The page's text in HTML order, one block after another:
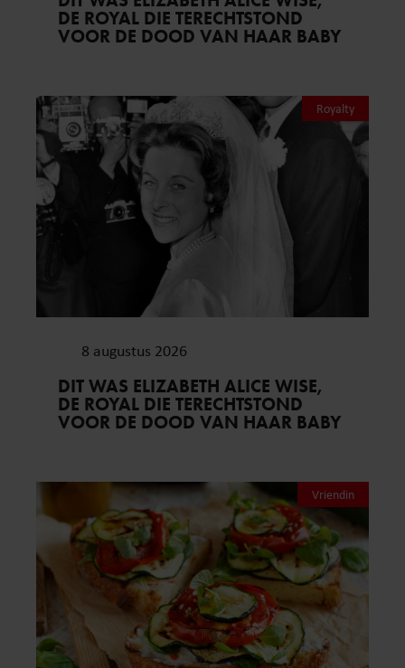
DE ROYAL DIE TERECHTSTOND
VOOR DE DOOD VAN HAAR BABY
Royalty
8 augustus 2026
DIT WAS ELIZABETH ALICE WISE,
DE ROYAL DIE TERECHTSTOND
VOOR DE DOOD VAN HAAR BABY
Vriendin